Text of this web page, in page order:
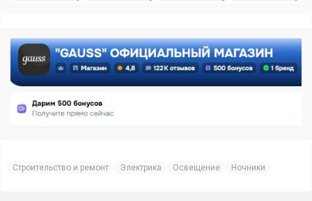
Строительство и ремонт Электрика Освещение Ночники